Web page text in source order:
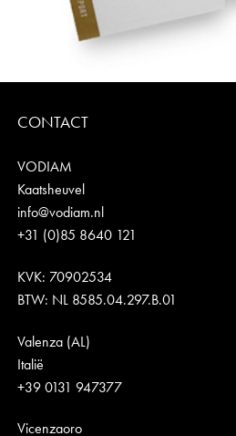
CONTACT
VODIAM
Kaatsheuvel
info@vodiam.nl
+31 (0)85 8640 121
KVK: 70902534
BTW: NL 8585.04.297.B.01
Valenza (AL)
Italië
+39 0131 947377
Vicenzaoro